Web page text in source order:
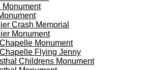
Monument
Crash Memorial
Monument
Monument
Flying Jenny
Childrens Monument